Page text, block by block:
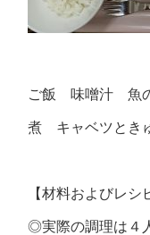
ご飯 味噌汁 魚
煮 キャベツとき
【材料およびレシ
◎実際の調理は４